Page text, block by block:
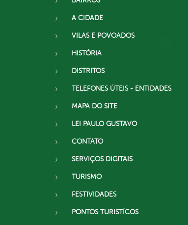
A CIDADE
VILAS E POVOADOS
HISTÓRIA
DISTRITOS
TELEFONES ÚTEIS - ENTIDADES
MAPA DO SITE
LEI PAULO GUSTAVO
CONTATO
SERVIÇOS DIGITAIS
TURISMO
FESTIVIDADES
PONTOS TURISTÍCOS